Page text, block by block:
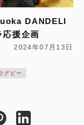
DANDELI
援企画
2024年07月13日
グビー